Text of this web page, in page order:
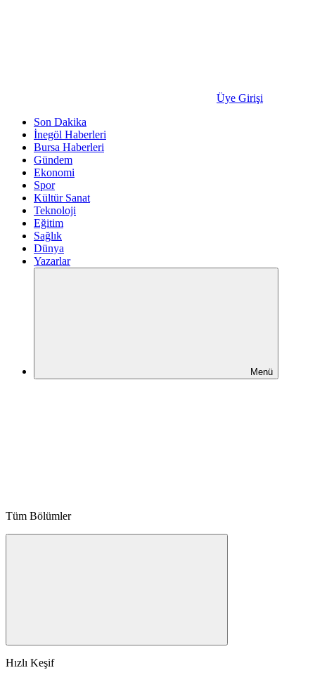
Üye Girişi
Son Dakika
İnegöl Haberleri
Bursa Haberleri
Gündem
Ekonomi
Spor
Kültür Sanat
Teknoloji
Eğitim
Sağlık
Dünya
Yazarlar
Menü
Tüm Bölümler
Hızlı Keşif